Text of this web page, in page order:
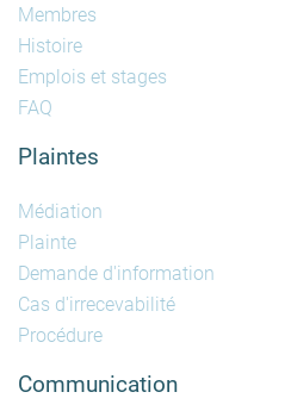
Membres
Histoire
Emplois et stages
FAQ
Plaintes
Médiation
Plainte
Demande d'information
Cas d'irrecevabilité
Procédure
Communication